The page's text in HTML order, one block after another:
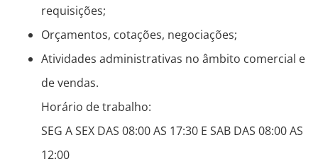
requisições;
Orçamentos, cotações, negociações;
Atividades administrativas no âmbito comercial e
de vendas.
Horário de trabalho:
SEG A SEX DAS 08:00 AS 17:30 E SAB DAS 08:00 AS
12:00